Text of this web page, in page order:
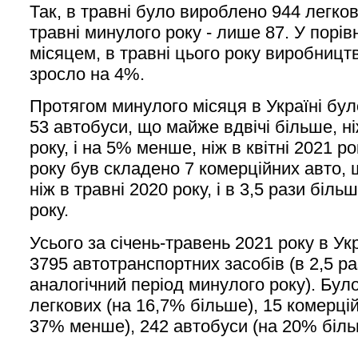
Так, в травні було вироблено 944
травні минулого року - лише 87. У
місяцем, в травні цього року
зросло на 4%.
Протягом минулого місяця в Україні
53 автобуси, що майже вдвічі більше,
року, і на 5% менше, ніж в квітні 2021
року був складено 7 комерційних
ніж в травні 2020 року, і в 3,5 рази
року.
Усього за січень-травень 2021 року в
3795 автотранспортних засобів (в 2,5
аналогічний період минулого року).
легкових (на 16,7% більше), 15
37% менше), 242 автобуси (на 20%